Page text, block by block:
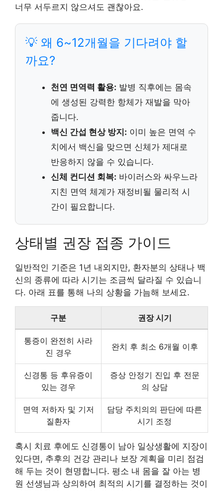
너무 서두르지 않으셔도 괜찮아요.
💡 왜 6~12개월을 기다려야 할
까요?
천연 면역력 활용: 발병 직후에는 몸속
에 생성된 강력한 항체가 재발을 막아
줍니다.
백신 간섭 현상 방지: 이미 높은 면역 수
치에서 백신을 맞으면 신체가 제대로
반응하지 않을 수 있습니다.
신체 컨디션 회복: 바이러스와 싸우느라
지친 면역 체계가 재정비될 물리적 시
간이 필요합니다.
상태별 권장 접종 가이드
일반적인 기준은 1년 내외지만, 환자분의 상태나 백
신의 종류에 따라 시기는 조금씩 달라질 수 있습니
다. 아래 표를 통해 나의 상황을 가늠해 보세요.
구분 권장 시기
통증이 완전히 사라
진 경우
완치 후 최소 6개월 이후
신경통 등 후유증이
있는 경우
증상 안정기 진입 후 전문
의 상담
면역 저하자 및 기저
질환자
담당 주치의의 판단에 따른
시기 조정
혹시 치료 후에도 신경통이 남아 일상생활에 지장이
있다면, 추후의 건강 관리나 보장 계획을 미리 점검
해 두는 것이 현명합니다. 평소 내 몸을 잘 아는 병
원 선생님과 상의하여 최적의 시기를 결정하는 것이